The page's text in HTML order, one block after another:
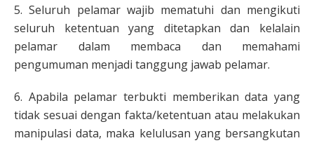
5. Seluruh pelamar wajib mematuhi dan mengikuti
seluruh ketentuan yang ditetapkan dan kelalain
pelamar dalam membaca dan memahami
pengumuman menjadi tanggung jawab pelamar.
6. Apabila pelamar terbukti memberikan data yang
tidak sesuai dengan fakta/ketentuan atau melakukan
manipulasi data, maka kelulusan yang bersangkutan